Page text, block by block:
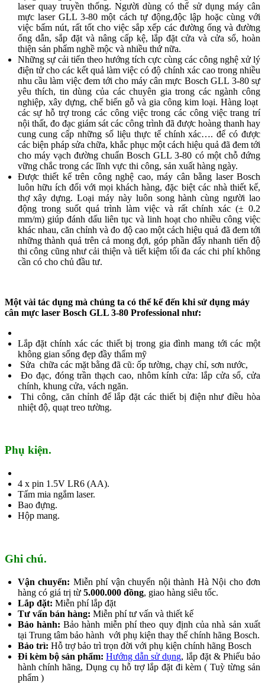
laser quay truyền thống. Người dùng có thể sử dụng máy cân
mực laser GLL 3-80 một cách tự động,độc lập hoặc cùng với
việc bấm nút, rất tốt cho việc sắp xếp các đường ống và đường
ống dẫn, sắp đặt và nâng cấp kệ, lắp đặt cửa và cửa sổ, hoàn
thiện sản phẩm nghề mộc và nhiều thứ nữa.
Những sự cải tiến theo hướng tích cực cùng các công nghệ xử lý
điện tử cho các kết quả làm việc có độ chính xác cao trong nhiều
nhu cầu làm việc đem tới cho máy cân mực Bosch GLL 3-80 sự
yêu thích, tin dùng của các chuyên gia trong các ngành công
nghiệp, xây dựng, chế biến gỗ và gia công kim loại. Hàng loạt
các sự hỗ trợ trong các công việc trong các công việc trang trí
nội thất, đo đạc giám sát các công trình đã được hoàng thanh hay
cung cung cấp những số liệu thực tế chính xác…. để có được
các biện pháp sửa chữa, khắc phục một cách hiệu quả đã đem tới
cho máy vạch đường chuẩn Bosch GLL 3-80 có một chỗ đứng
vững chắc trong các lĩnh vực thi công, sản xuất hàng ngày.
Được thiết kế trên công nghệ cao, máy cân bằng laser Bosch
luôn hữu ích đối với mọi khách hàng, đặc biệt các nhà thiết kế,
thợ xây dựng. Loại máy này luôn song hành cùng người lao
động trong suốt quá trình làm việc và rất chính xác (± 0.2
mm/m) giúp đánh dấu liên tục và linh hoạt cho nhiều công việc
khác nhau, căn chỉnh và đo độ cao một cách hiệu quả đã đem tới
những thành quả trên cả mong đợi, góp phần đẩy nhanh tiến độ
thi công cũng như cải thiện và tiết kiệm tối đa các chi phí không
cần có cho chủ đầu tư.
Một vài tác dụng mà chúng ta có thể kể đến khi sử dụng máy
cân mực laser Bosch GLL 3-80 Professional như:
Lắp đặt chính xác các thiết bị trong gia đình mang tới các một
không gian sống đẹp đầy thẩm mỹ
Sửa chữa các mặt bằng đã cũ: ốp tường, chạy chỉ, sơn nước,
Đo đạc, đóng trần thạch cao, nhôm kính cửa: lắp cửa sổ, cửa
chính, khung cửa, vách ngăn.
Thi công, căn chỉnh để lắp đặt các thiết bị điện như điều hòa
nhiệt độ, quạt treo tường.
Phụ kiện.
4 x pin 1.5V LR6 (AA).
Tấm mia ngắm laser.
Bao đựng.
Hộp mang.
Ghi chú.
Vận chuyển: Miễn phí vận chuyển nội thành Hà Nội cho đơn
hàng có giá trị từ 5.000.000 đồng, giao hàng siêu tốc.
Lắp đặt: Miễn phí lắp đặt
Tư vấn bán hàng: Miễn phí tư vấn và thiết kế
Bảo hành: Bảo hành miễn phí theo quy định của nhà sản xuất
tại Trung tâm bảo hành với phụ kiện thay thế chính hãng Bosch.
Bảo trì: Hỗ trợ bảo trì trọn đời với phụ kiện chính hãng Bosch
Đi kèm bộ sản phẩm: Hướng dẫn sử dụng, lắp đặt & Phiếu bảo
hành chính hãng, Dụng cụ hỗ trợ lắp đặt đi kèm ( Tuỳ từng sản
phẩm )